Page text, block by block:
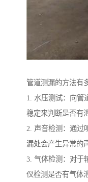
管道测漏的方法有
1. 水压测试：向管
稳定来判断是否有
2. 声音检测：通过
漏处会产生异常的
3. 气体检测：对于
仪检测是否有气体